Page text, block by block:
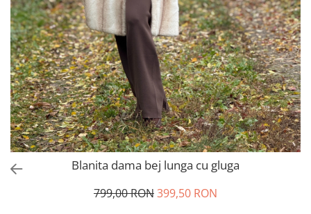
Tricouri si topuri
Rochii de eveniment
Blanita dama bej lunga cu gluga
799,00 RON399,50 RON